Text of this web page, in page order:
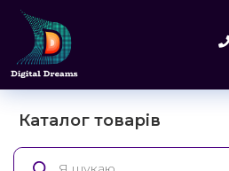
Каталог товарів
Products
search